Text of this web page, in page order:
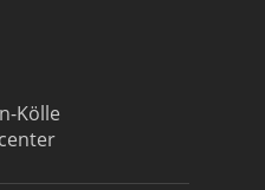
Kölle